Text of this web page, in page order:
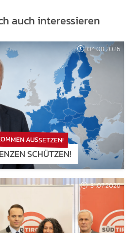
auch interessieren
04.08.2026
AUSSETZEN!
SCHÜTZEN!
31.07.2026